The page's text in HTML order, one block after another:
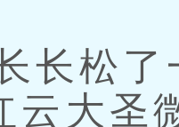
松了
云大圣